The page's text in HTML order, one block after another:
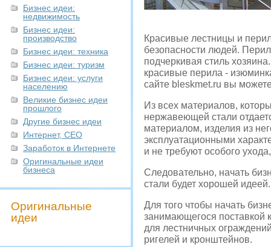
Бизнес идеи:
недвижимость
Бизнес идеи:
производство
Бизнес идеи: техника
Бизнес идеи: туризм
Бизнес идеи: услуги
населению
Великие бизнес идеи
прошлого
Другие бизнес идеи
Интернет, СЕО
Заработок в Интернете
Оригинальные идеи
бизнеса
Оригинальные
идеи
Красивые лестницы и
безопасности людей.
подчеркивая стиль
красивые перила -
сайте bleskmet.ru вы
Из всех материалов,
нержавеющей стали
материалом, изделия из
эксплуатационными
и не требуют особого
Следовательно, начать
стали будет хорошей идеей.
Для того чтобы начать
занимающегося поставкой
для лестничных
ригелей и кронштейнов.